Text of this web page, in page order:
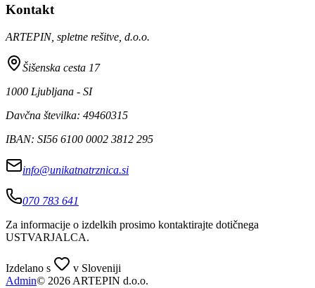
Kontakt
ARTEPIN, spletne rešitve, d.o.o.
Šišenska cesta 17
1000 Ljubljana - SI
Davčna številka: 49460315
IBAN: SI56 6100 0002 3812 295
info@unikatnatrznica.si
070 783 641
Za informacije o izdelkih prosimo kontaktirajte dotičnega
USTVARJALCA.
Izdelano s
v Sloveniji
Admin© 2026 ARTEPIN d.o.o.